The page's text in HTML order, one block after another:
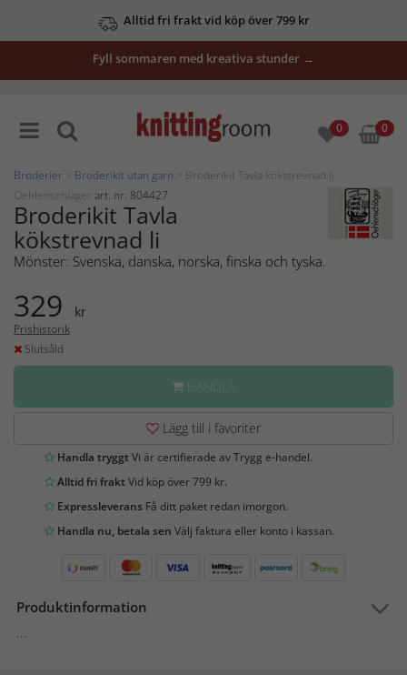
Alltid fri frakt vid köp över 799 kr
Fyll sommaren med kreativa stunder →
0 0
Broderier Broderikit utan garn > Broderikit Tavla kökstrevnad li
Oehlenschläger art. nr: 804427
Broderikit Tavla
kökstrevnad li
Mönster: Svenska, danska, norska, finska och tyska.
329 kr
Prishistorik
Slutsåld
HANDLA
Lägg till i favoriter
Handla tryggtVi är certifierade av Trygg e-handel.
Alltid fri fraktVid köp över 799 kr.
Expressleverans Få ditt paket redan imorgon.
Handla nu, betala sen Välj faktura eller konto i kassan.
Produktinformation
...